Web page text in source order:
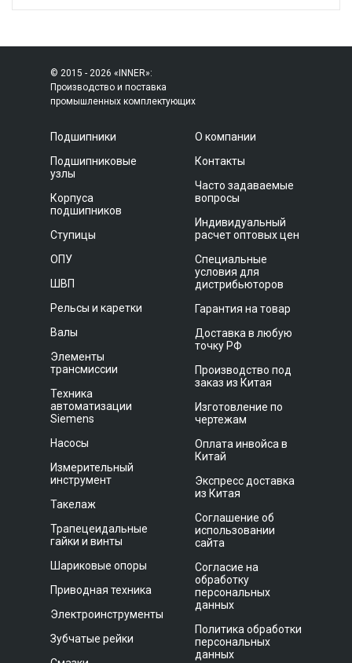
© 2015 - 2026 «INNER»:
Производство и поставка
промышленных комплектующих
Подшипники
Подшипниковые
узлы
Корпуса
подшипников
Ступицы
ОПУ
ШВП
Рельсы и каретки
Валы
Элементы
трансмиссии
Техника
автоматизации
Siemens
Насосы
Измерительный
инструмент
Такелаж
Трапецеидальные
гайки и винты
Шариковые опоры
Приводная техника
Электроинструменты
Зубчатые рейки
О компании
Контакты
Часто задаваемые
вопросы
Индивидуальный
расчет оптовых цен
Специальные
условия для
дистрибьюторов
Гарантия на товар
Доставка в любую
точку РФ
Производство под
заказ из Китая
Изготовление по
чертежам
Оплата инвойса в
Китай
Экспресс доставка
из Китая
Соглашение об
использовании
сайта
Согласие на
обработку
персональных
данных
Политика обработки
персональных
данных